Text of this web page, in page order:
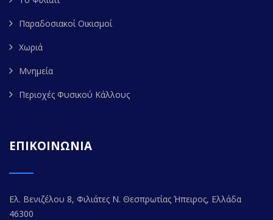
Παραδοσιακοί Οικισμοί
Χωριά
Μνημεία
Περιοχές Φυσικού Κάλλους
ΕΠΙΚΟΙΝΩΝΙΑ
Ελ. Βενιζέλου 8, Φιλιάτες Ν. Θεσπρωτίας Ήπειρος, Ελλάδα
46300